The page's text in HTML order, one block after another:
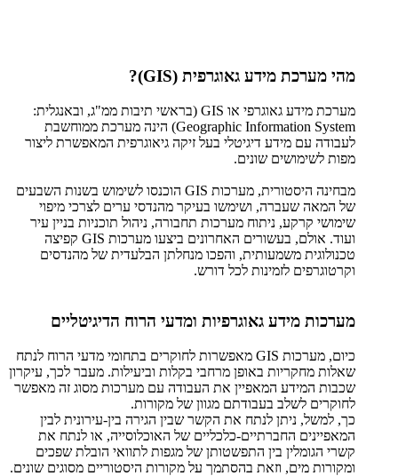
מהי מערכת מידע גאוגרפית (GIS)?
מערכת מידע גאוגרפי או GIS (בראשי תיבות ממ"ג, ובאנגלית:
Geographic Information System) הינה מערכת ממוחשבת
לעבודה עם מידע דיגיטלי בעל זיקה גיאוגרפית המאפשרת ליצור
מפות לשימושים שונים.
מבחינה היסטורית, מערכות GIS הוכנסו לשימוש בשנות השבעים
של המאה שעברה, ושימשו בעיקר מהנדסי ערים לצרכי מיפוי
שימושי קרקע, ניתוח מערכות תחבורה, ניהול תוכניות בניין עיר
ועוד. אולם, בעשורים האחרונים ביצעו מערכות GIS קפיצה
טכנולוגית משמעותית, והפכו מנחלתן הבלעדית של מהנדסים
וקרטוגרפים לזמינות לכל דורש.
מערכות מידע גאוגרפיות ומדעי הרוח הדיגיטליים
כיום, מערכות GIS מאפשרות לחוקרים בתחומי מדעי הרוח לנתח
שאלות מחקריות באופן מרחבי בקלות וביעילות. מעבר לכך, עיקרון
שכבות המידע המאפיין את העבודה עם מערכות מסוג זה מאפשר
לחוקרים לשלב בעבודתם מגוון של מקורות.
כך, למשל, ניתן לנתח את הקשר שבין הגירה בין-עירונית לבין
המאפיינים החברתיים-כלכליים של האוכלוסייה, או לנתח את
קשרי הגומלין בין התפשטותן של מגפות לתוואי הובלת שפכים
ומקורות מים, וזאת בהסתמך על מקורות היסטוריים מסוגים שונים.